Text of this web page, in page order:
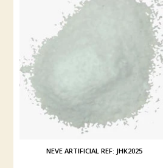
NEVE ARTIFICIAL REF: JHK2025